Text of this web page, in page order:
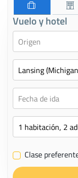
Vuelo y hotel
✔ Clase